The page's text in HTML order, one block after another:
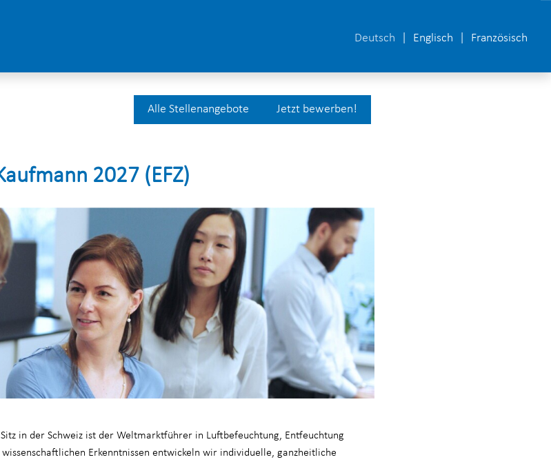
Deutsch Englisch Französisch
Alle Stellenangebote Jetzt bewerben!
2027 (EFZ)
in der Schweiz ist der Weltmarktführer in Luftbefeuchtung, Entfeuchtung
Erkenntnissen entwickeln wir individuelle, ganzheitliche